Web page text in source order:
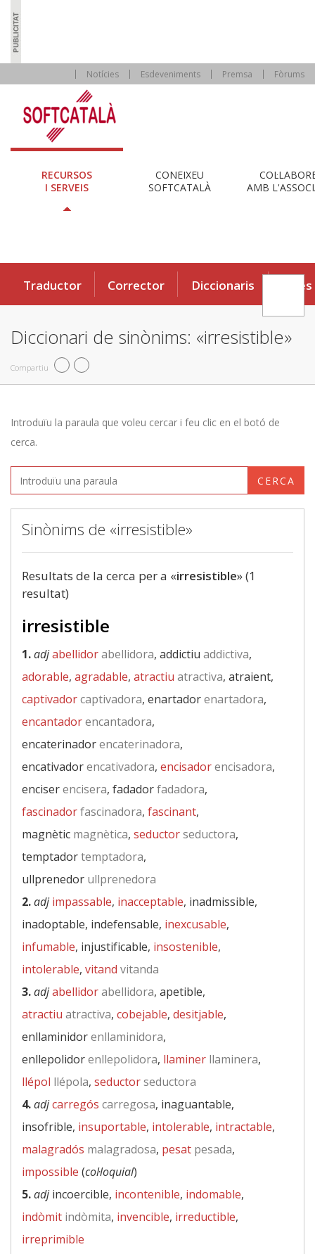
Notícies Esdeveniments Premsa Fòrums
RECURSOS
I SERVEIS
CONEIXEU
SOFTCATALÀ
AMB
Traductor Corrector Diccionaris Eines
Diccionari de sinònims: «irresistible»
Compartiu
Introduïu la paraula que voleu cercar i feu clic en el botó de
cerca.
CERCA
Sinònims de «irresistible»
Resultats de la cerca per a «irresistible» (1
resultat)
irresistible
1.adjabellidorabellidora, addictiu addictiva,
adorable, agradable, atractiu atractiva, atraient,
captivadorcaptivadora, enartadorenartadora,
encantadorencantadora,
encaterinadorencaterinadora,
encativadorencativadora, encisadorencisadora,
enciserencisera, fadadorfadadora,
fascinadorfascinadora, fascinant,
magnètic magnètica, seductorseductora,
temptadortemptadora,
ullprenedor ullprenedora
2.adj impassable, inacceptable, inadmissible,
inadoptable, indefensable, inexcusable,
infumable, injustificable, insostenible,
intolerable, vitand vitanda
3.adjabellidorabellidora, apetible,
atractiu atractiva, cobejable, desitjable,
enllaminidorenllaminidora,
enllepolidorenllepolidora, llaminer llaminera,
llépol llépola, seductorseductora
4.adjcarregós carregosa, inaguantable,
insofrible, insuportable, intolerable, intractable,
malagradós malagradosa, pesat pesada,
impossible (col·loquial)
5.adjincoercible, incontenible, indomable,
indòmit indòmita, invencible, irreductible,
irreprimible